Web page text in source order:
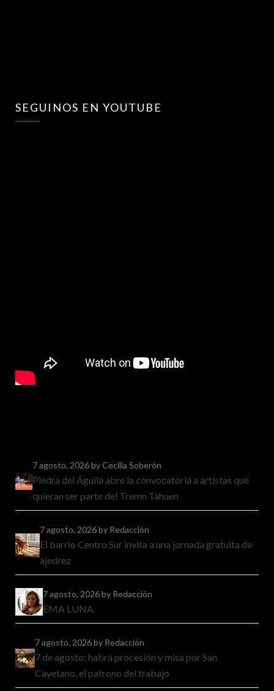
SEGUINOS EN YOUTUBE
7 agosto, 2026by Cecilia Soberón
Piedra del Águila abre la convocatoria a artistas que
quieran ser parte del Tremn Tahuen
7 agosto, 2026by Redacción
El barrio Centro Sur invita a una jornada gratuita de
ajedrez
7 agosto, 2026by Redacción
EMA LUNA
7 agosto, 2026by Redacción
7 de agosto: habrá procesión y misa por San
Cayetano, el patrono del trabajo